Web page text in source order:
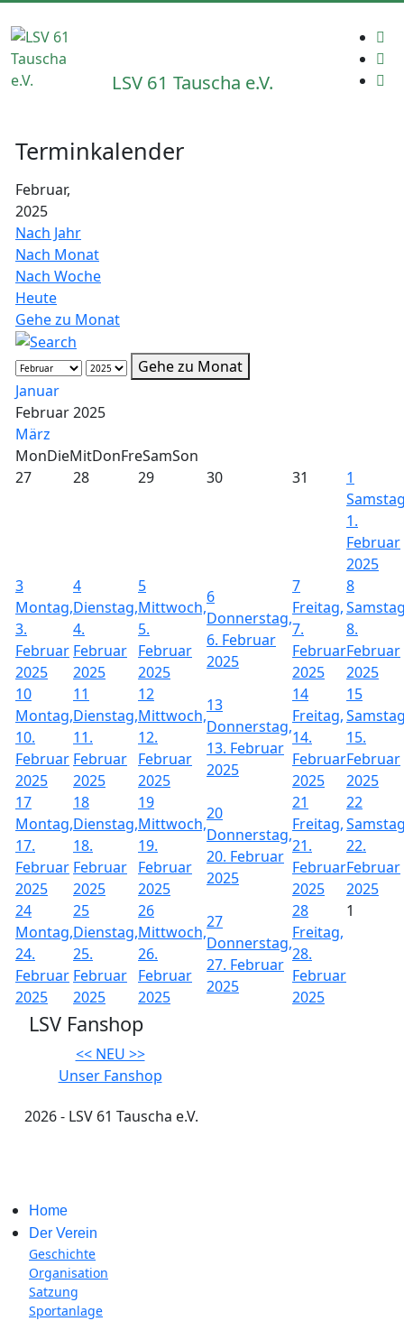
LSV 61 Tauscha e.V.
Terminkalender
Februar,
2025
Nach Jahr
Nach Monat
Nach Woche
Heute
Gehe zu Monat
Gehe zu Monat
Januar
Februar 2025
März
MonDieMitDonFreSamSon
27
28 29 30 31
1
1.
Februar
2025
3
Montag,
3.
Februar
2025
4
Dienstag,
4.
Februar
2025
5
Mittwoch,
5.
Februar
2025
6
Donnerstag,
6. Februar
2025
7
Freitag,
7.
Februar
2025
8
8.
Februar
2025
10
Montag,
10.
Februar
2025
11
Dienstag,
11.
Februar
2025
12
Mittwoch,
12.
Februar
2025
13
Donnerstag,
13. Februar
2025
14
Freitag,
14.
Februar
2025
15
15.
Februar
2025
17
Montag,
17.
Februar
2025
18
Dienstag,
18.
Februar
2025
19
Mittwoch,
19.
Februar
2025
20
Donnerstag,
20. Februar
2025
21
Freitag,
21.
Februar
2025
22
22.
Februar
2025
24
Montag,
24.
Februar
2025
25
Dienstag,
25.
Februar
2025
26
Mittwoch,
26.
Februar
2025
27
Donnerstag,
27. Februar
2025
28
Freitag,
28.
Februar
2025
1
LSV Fanshop
<< NEU >>
Unser Fanshop
2026 - LSV 61 Tauscha e.V.
Home
Der Verein
Geschichte
Organisation
Satzung
Sportanlage